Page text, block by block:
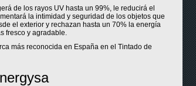
de los rayos UV hasta un 99%, le reducirá el
la intimidad y seguridad de los objetos que
el exterior y rechazan hasta un 70% la energía
fresco y agradable.
más reconocida en España en el Tintado de